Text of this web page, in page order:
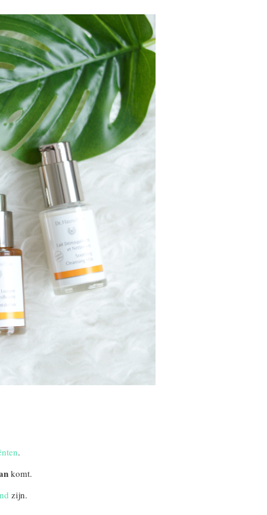
.
komt.
zijn.